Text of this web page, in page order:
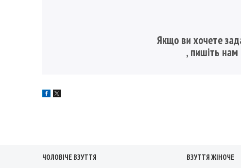
Якщо ви хочете
, пишіть
ЧОЛОВІЧЕ ВЗУТТЯ ВЗУТТЯ ЖІНОЧЕ